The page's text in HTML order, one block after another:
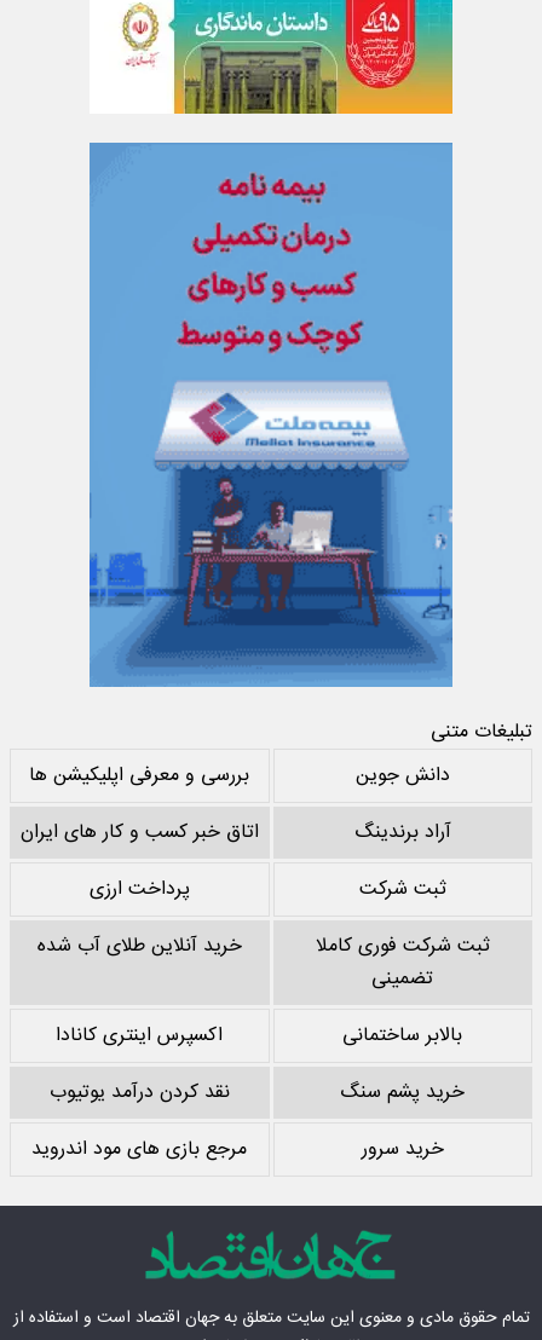
تبلیغات متنی
دانش جوین
بررسی و معرفی اپلیکیشن ها
آراد برندینگ
اتاق خبر کسب و کار های ایران
ثبت شرکت
پرداخت ارزی
ثبت شرکت فوری کاملا
تضمینی
خرید آنلاین طلای آب شده
بالابر ساختمانی
اکسپرس اینتری کانادا
خرید پشم سنگ
نقد کردن درآمد یوتیوب
خرید سرور
مرجع بازی های مود اندروید
تمام حقوق مادی‌ و معنوی این سایت متعلق بهجهان اقتصاد است و استفاده از